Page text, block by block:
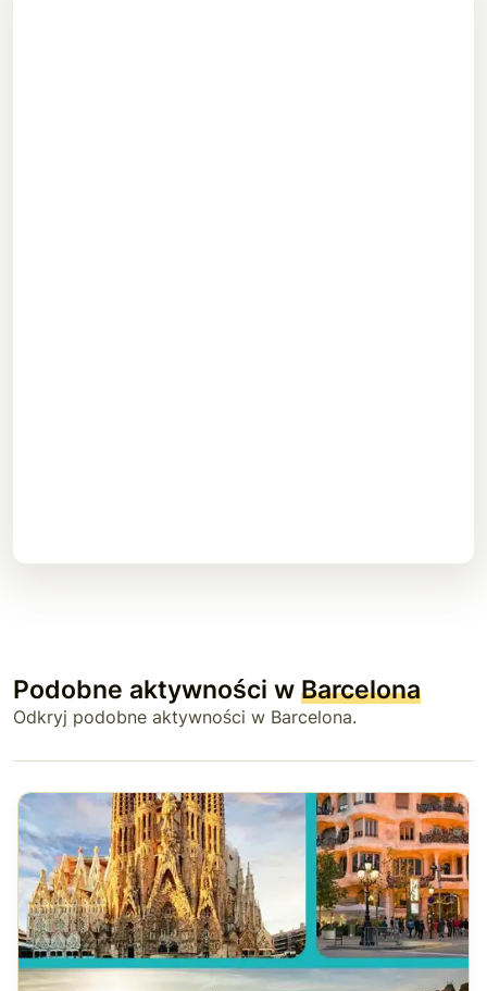
Podobne aktywności w Barcelona
Odkryj podobne aktywności w Barcelona.